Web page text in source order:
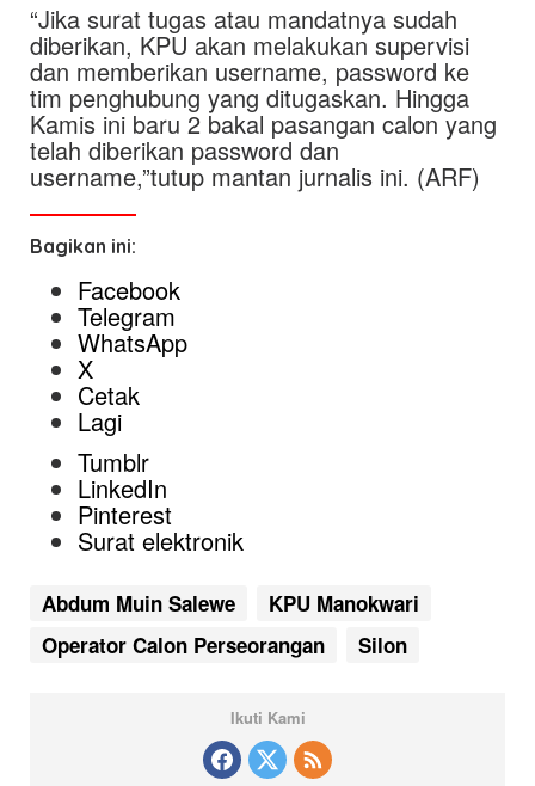
“Jika surat tugas atau mandatnya sudah
diberikan, KPU akan melakukan supervisi
dan memberikan username, password ke
tim penghubung yang ditugaskan. Hingga
Kamis ini baru 2 bakal pasangan calon yang
telah diberikan password dan
username,”tutup mantan jurnalis ini. (ARF)
Bagikan ini:
Facebook
Telegram
WhatsApp
X
Cetak
Lagi
Tumblr
LinkedIn
Pinterest
Surat elektronik
Abdum Muin Salewe
KPU Manokwari
Operator Calon Perseorangan
Silon
Ikuti Kami